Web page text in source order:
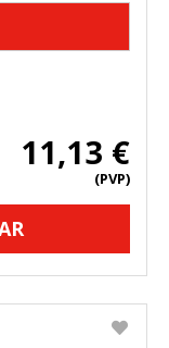
11,13 €
(PVP)